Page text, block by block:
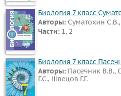
Литература
Обществознание
Черчение
Экология
Технология
Испанский
язык
Биология 7 класс
Авторы: Суматохин
Части: 1, 2
Биология 7 класс
Авторы: Пасечник В.В.,
Г.С., Швецов Г.Г.